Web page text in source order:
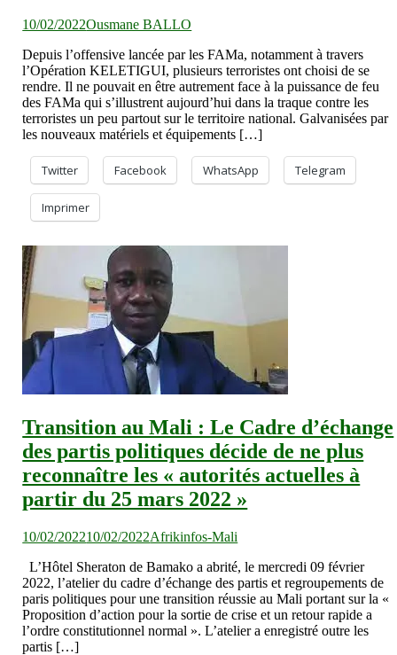
10/02/2022Ousmane BALLO
Depuis l’offensive lancée par les FAMa, notamment à travers
l’Opération KELETIGUI, plusieurs terroristes ont choisi de se
rendre. Il ne pouvait en être autrement face à la puissance de feu
des FAMa qui s’illustrent aujourd’hui dans la traque contre les
terroristes un peu partout sur le territoire national. Galvanisées par
les nouveaux matériels et équipements […]
Twitter Facebook WhatsApp Telegram
Imprimer
Transition au Mali : Le Cadre d’échange
des partis politiques décide de ne plus
reconnaître les « autorités actuelles à
partir du 25 mars 2022 »
10/02/202210/02/2022Afrikinfos-Mali
L’Hôtel Sheraton de Bamako a abrité, le mercredi 09 février
2022, l’atelier du cadre d’échange des partis et regroupements de
paris politiques pour une transition réussie au Mali portant sur la «
Proposition d’action pour la sortie de crise et un retour rapide a
l’ordre constitutionnel normal ». L’atelier a enregistré outre les
partis […]